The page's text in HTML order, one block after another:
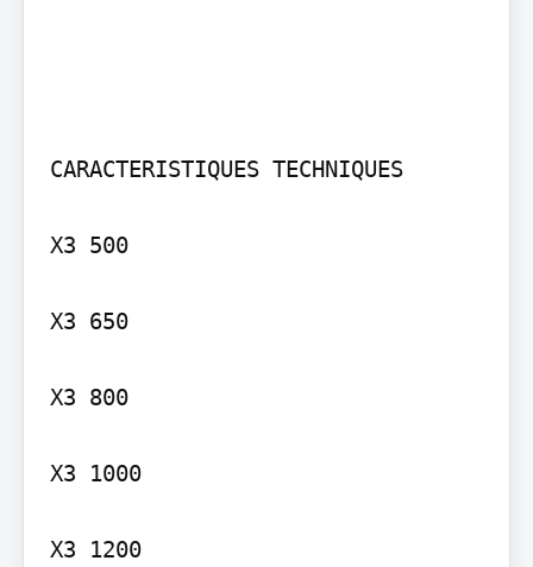
CARACTERISTIQUES TECHNIQUES
X3 500
X3 650
X3 800
X3 1000
X3 1200